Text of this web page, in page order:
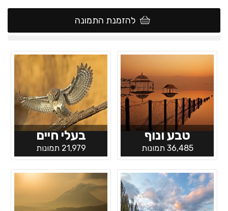
להזמנת התמונה
טבע ונוף
36,485 תמונות
בעלי חיים
21,979 תמונות